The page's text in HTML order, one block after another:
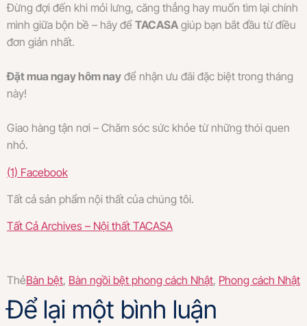
Đừng đợi đến khi mỏi lưng, căng thẳng hay muốn tìm lại chính
mình giữa bộn bề – hãy để TACASA giúp bạn bắt đầu từ điều
đơn giản nhất.
Đặt mua ngay hôm nay để nhận ưu đãi đặc biệt trong tháng
này!
Giao hàng tận nơi – Chăm sóc sức khỏe từ những thói quen
nhỏ.
(1) Facebook
Tất cả sản phẩm nội thất của chúng tôi.
Tất Cả Archives – Nội thất TACASA
ThẻBàn bệt, Bàn ngồi bệt phong cách Nhật, Phong cách Nhật
Để lại một bình luận